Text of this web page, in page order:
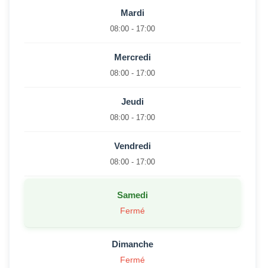
Mardi
08:00 - 17:00
Mercredi
08:00 - 17:00
Jeudi
08:00 - 17:00
Vendredi
08:00 - 17:00
Samedi
Fermé
Dimanche
Fermé